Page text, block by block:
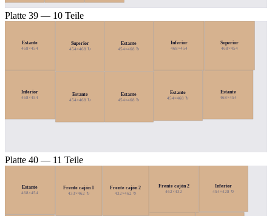
Platte 39 — 10 Teile
Estante
468×454
Inferior
468×454
Superior
454×468 ↻
Estante
454×468 ↻
Estante
454×468 ↻
Estante
454×468 ↻
Inferior
468×454
Superior
468×454
Estante
454×468 ↻
Estante
468×454
Platte 40 — 11 Teile
Estante
468×454
Frente cajón 1
433×462 ↻
Frente cajón 2
432×462 ↻
Frente cajón 2
462×432
Inferior
454×428 ↻